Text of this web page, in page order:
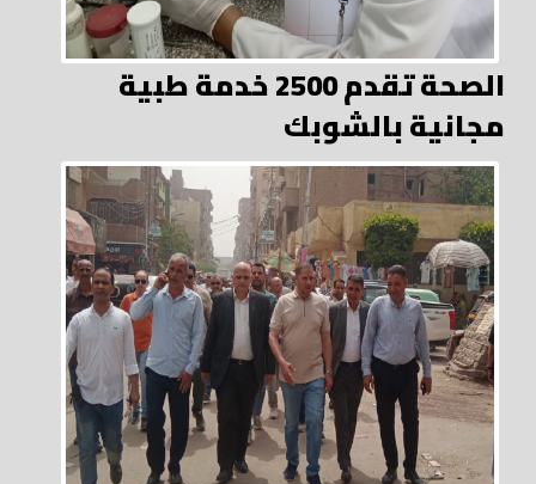
الصحة تقدم 2500 خدمة طبية
مجانية بالشوبك